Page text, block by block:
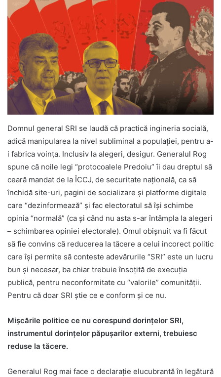
Domnul general SRI se laudă că practică ingineria socială,
adică manipularea la nivel subliminal a populației, pentru a-
i fabrica voința. Inclusiv la alegeri, desigur. Generalul Rog
spune că noile legi “protocoalele Predoiu” îi dau dreptul să
ceară mandat de la ÎCCJ, de securitate națională, ca să
închidă site-uri, pagini de socializare și platforme digitale
care “dezinformează” și fac electoratul să își schimbe
opinia “normală” (ca și când nu asta s-ar întâmpla la alegeri
– schimbarea opiniei electorale). Omul obișnuit va fi făcut
să fie convins că reducerea la tăcere a celui incorect politic
care își permite să conteste adevărurile “SRI” este un lucru
bun și necesar, ba chiar trebuie însoțită de execuția
publică, pentru neconformitate cu “valorile” comunității.
Pentru că doar SRI știe ce e conform și ce nu.
Mișcările politice ce nu corespund dorințelor SRI,
instrumentul dorințelor păpușarilor externi, trebuiesc
reduse la tăcere.
Generalul Rog mai face o declarație elucubrantă în legătură